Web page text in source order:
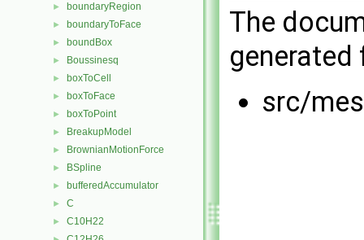
► boundaryRegion
► boundaryToFace
► boundBox
► Boussinesq
► boxToCell
► boxToFace
► boxToPoint
► BreakupModel
► BrownianMotionForce
► BSpline
► bufferedAccumulator
► C
► C10H22
The
src/